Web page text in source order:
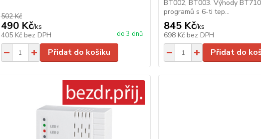
502 Kč
490 Kč/ks
405 Kč bez DPH do 3 dnů
Přidat do košíku
BT002, BT003. Výhody
programů s 6-ti tep...
845 Kč/ks
698 Kč bez DPH
Přidat do